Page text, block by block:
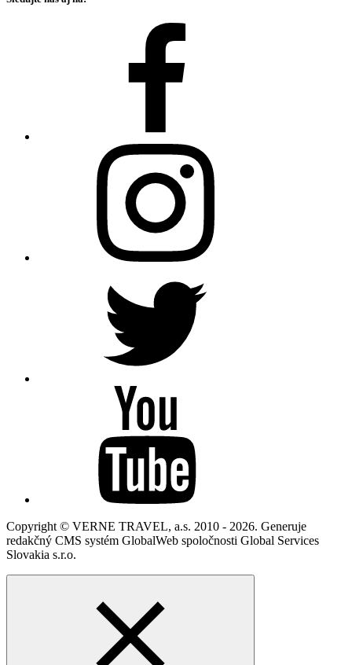
Copyright © VERNE TRAVEL, a.s. 2010 - 2026. Generuje
redakčný CMS systém GlobalWeb spoločnosti Global Services
Slovakia s.r.o.